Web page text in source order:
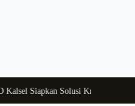
Siapkan Solusi Krisis Perunggasan